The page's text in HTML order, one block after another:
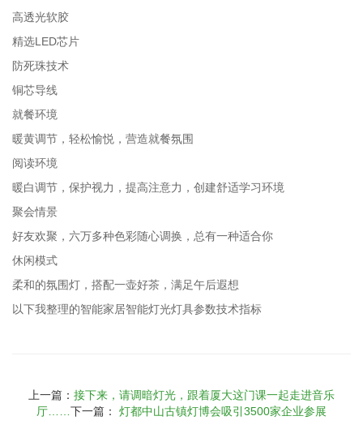
高透光软胶
精选LED芯片
防死珠技术
铜芯导线
就餐环境
暖黄调节，轻松愉悦，营造就餐氛围
阅读环境
暖白调节，保护视力，提高注意力，创建舒适学习环境
聚会情景
好友欢聚，六万多种色彩随心调换，总有一种适合你
休闲模式
柔和的氛围灯，搭配一壶好茶，满足午后遐想
以下我整理的智能家居智能灯光灯具参数技术指标
上一篇： 接下来，请调暗灯光，跟着厦大这门课一起走进音乐
厅…… 下一篇： 灯都中山古镇灯博会吸引3500家企业参展